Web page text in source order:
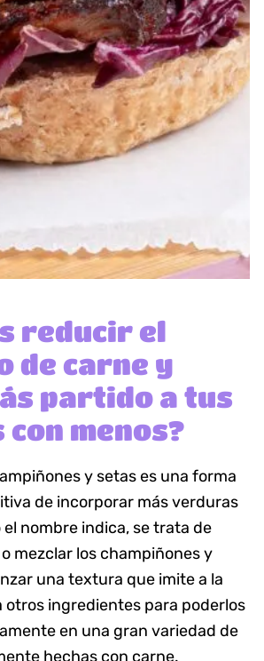
reducir el
de carne y
partido a tus
con menos?
y setas es una forma
de incorporar más verduras
nombre indica, se trata de
mezclar los champiñones y
una textura que imite a la
otros ingredientes para poderlos
en una gran variedad de
hechas con carne.